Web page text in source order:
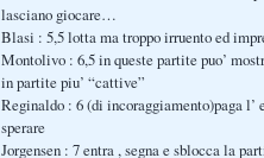
lasciano giocare…
Blasi : 5,5 lotta ma troppo irruento ed
Montolivo : 6,5 in queste partite puo’
in partite piu’ “cattive”
Reginaldo : 6 (di incoraggiamento)paga
sperare
Jorgensen : 7 entra , segna e sblocca la